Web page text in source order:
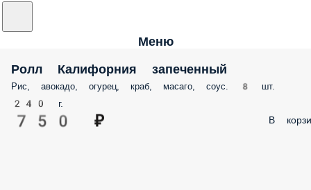
Меню
Ролл Калифорния запеченный
Рис, авокадо, огурец, краб, масаго, соус. 8 шт.
240 г.
750 ₽ В